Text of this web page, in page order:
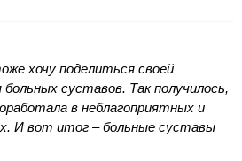
хочу поделиться своей
больных суставов. Так получилось,
в неблагоприятных и
И вот итог – больные суставы